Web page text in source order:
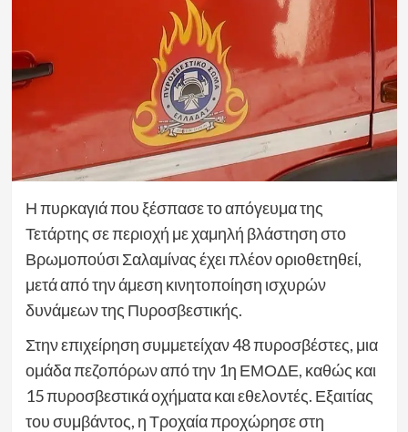
Η πυρκαγιά που ξέσπασε το απόγευμα της
Τετάρτης σε περιοχή με χαμηλή βλάστηση στο
Βρωμοπούσι Σαλαμίνας έχει πλέον οριοθετηθεί,
μετά από την άμεση κινητοποίηση ισχυρών
δυνάμεων της Πυροσβεστικής.
Στην επιχείρηση συμμετείχαν 48 πυροσβέστες, μια
ομάδα πεζοπόρων από την 1η ΕΜΟΔΕ, καθώς και
15 πυροσβεστικά οχήματα και εθελοντές. Εξαιτίας
του συμβάντος, η Τροχαία προχώρησε στη